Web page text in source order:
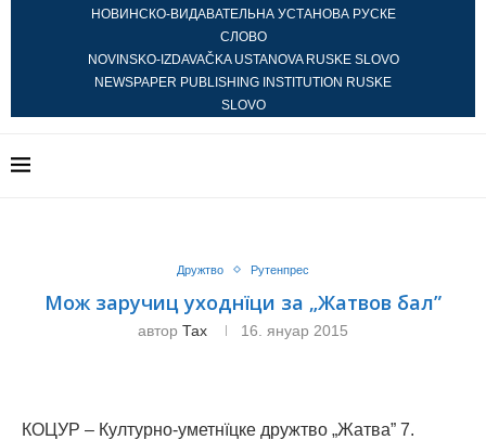
НОВИНСКО-ВИДАВАТЕЛЬНА УСТАНОВА РУСКЕ
СЛОВО
NOVINSKO-IZDAVAČKA USTANOVA RUSKE SLOVO
NEWSPAPER PUBLISHING INSTITUTION RUSKE
SLOVO
Дружтво Рутенпрес
Мож заручиц уходнїци за „Жатвов бал”
автор Тах 16. януар 2015
КОЦУР – Културно-уметнїцке дружтво „Жатва” 7.